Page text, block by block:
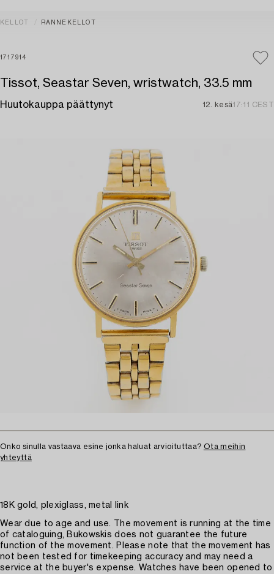
KELLOT RANNEKELLOT
1717914
Tissot, Seastar Seven, wristwatch, 33.5 mm
Huutokauppa päättynyt 12. kesä17:11 CEST
Onko sinulla vastaava esine jonka haluat arvioituttaa? Ota meihin
yhteyttä
18K gold, plexiglass, metal link
Wear due to age and use. The movement is running at the time
of cataloguing, Bukowskis does not guarantee the future
function of the movement. Please note that the movement has
not been tested for timekeeping accuracy and may need a
service at the buyer's expense. Watches have been opened to